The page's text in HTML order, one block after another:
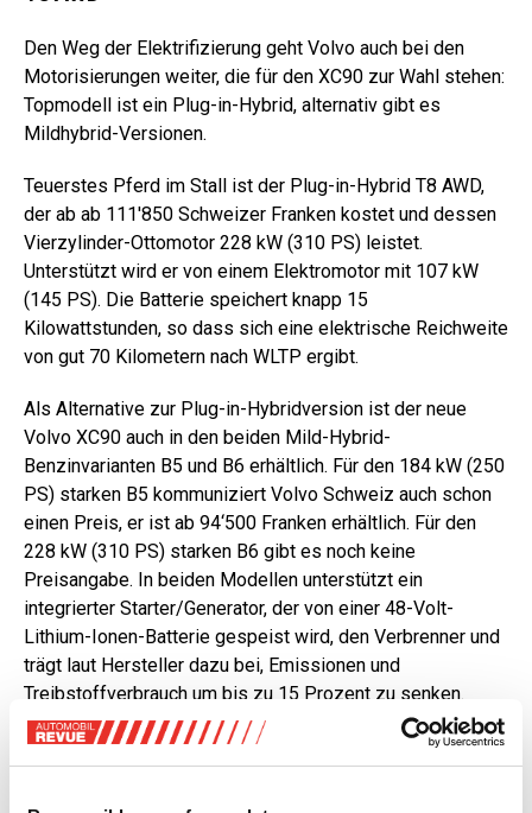
Den Weg der Elektrifizierung geht Volvo auch bei den
Motorisierungen weiter, die für den XC90 zur Wahl stehen:
Topmodell ist ein Plug-in-Hybrid, alternativ gibt es
Mildhybrid-Versionen.
Teuerstes Pferd im Stall ist der Plug-in-Hybrid T8 AWD,
der ab ab 111'850 Schweizer Franken kostet und dessen
Vierzylinder-Ottomotor 228 kW (310 PS) leistet.
Unterstützt wird er von einem Elektromotor mit 107 kW
(145 PS). Die Batterie speichert knapp 15
Kilowattstunden, so dass sich eine elektrische Reichweite
von gut 70 Kilometern nach WLTP ergibt.
Als Alternative zur Plug-in-Hybridversion ist der neue
Volvo XC90 auch in den beiden Mild-Hybrid-
Benzinvarianten B5 und B6 erhältlich. Für den 184 kW (250
PS) starken B5 kommuniziert Volvo Schweiz auch schon
einen Preis, er ist ab 94‘500 Franken erhältlich. Für den
228 kW (310 PS) starken B6 gibt es noch keine
Preisangabe. In beiden Modellen unterstützt ein
integrierter Starter/Generator, der von einer 48-Volt-
Lithium-Ionen-Batterie gespeist wird, den Verbrenner und
trägt laut Hersteller dazu bei, Emissionen und
Treibstoffverbrauch um bis zu 15 Prozent zu senken.